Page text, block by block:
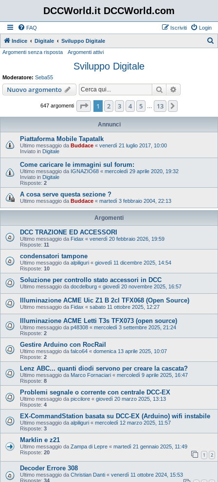
DCCWorld.it DCCWorld.com
FAQ Login
Iscriviti
Indice Digitale Sviluppo Digitale
Argomenti senza risposta Argomenti attivi
Sviluppo Digitale
Moderatore: Seba55
Nuovo argomento Cerca
647 argomenti Pagina di 13
1 2 3 4 5 13
Annunci
Piattaforma Mobile Tapatalk
Ultimo messaggio da Buddace « venerdì 21 luglio 2017, 10:00
Inviato in Digitale
Come caricare le immagini sul forum:
Ultimo messaggio da IGNAZIO68 « mercoledì 29 aprile 2020, 19:32
Inviato in Digitale
Risposte: 2
A cosa serve questa sezione ?
Ultimo messaggio da Buddace « martedì 3 febbraio 2004, 22:13
Argomenti
DCC TRAZIONE ED ACCESSORI
Ultimo messaggio da Fidax « venerdì 20 febbraio 2026, 19:59
Risposte: 11
condensatori tampone
Ultimo messaggio da alpiliguri « giovedì 11 dicembre 2025, 14:54
Risposte: 10
Soluzione per controllo stato accessori in DCC
Ultimo messaggio da docdelburg « giovedì 20 novembre 2025, 16:57
Illuminazione ACME Uic Z1 B 2cl TFX068 (Open Source)
Ultimo messaggio da Fidax « sabato 11 ottobre 2025, 12:27
Illuminazione ACME Letti T3s TFX073 (open source)
Ultimo messaggio da p48308 « mercoledì 3 settembre 2025, 21:24
Risposte: 2
Gestire Arduino con RocRail
Ultimo messaggio da falco64 « domenica 13 aprile 2025, 10:07
Risposte: 2
Lenz ABC... quanti diodi servono per creare la cascata?
Ultimo messaggio da Marco Fornaciari « mercoledì 9 aprile 2025, 16:47
Risposte: 8
Problemi segnale o corrente con centrale DCC-EX
Ultimo messaggio da piccilore « giovedì 20 marzo 2025, 13:13
Risposte: 4
EX‑CommandStation basata su DCC-EX (Arduino) wifi instabile
Ultimo messaggio da alpiliguri « mercoledì 12 marzo 2025, 11:57
Risposte: 3
Marklin e z21
Ultimo messaggio da Zampa di Lepre « martedì 21 gennaio 2025, 11:49
Risposte: 20 1 2
Decoder Errore 308
Ultimo messaggio da Christian Danti « venerdì 11 ottobre 2024, 15:53
Risposte: 34